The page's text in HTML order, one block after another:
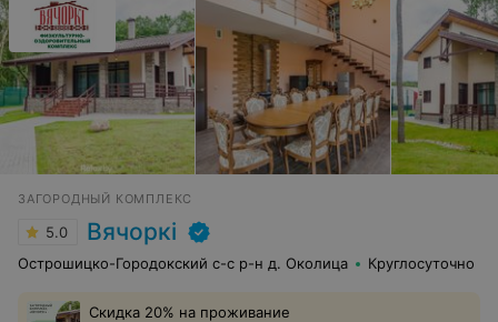
ЗАГОРОДНЫЙ КОМПЛЕКС
5.0 Вячоркi
Острошицко-Городокский с-с р-н д. Околица Круглосуточно
Скидка 20% на проживание